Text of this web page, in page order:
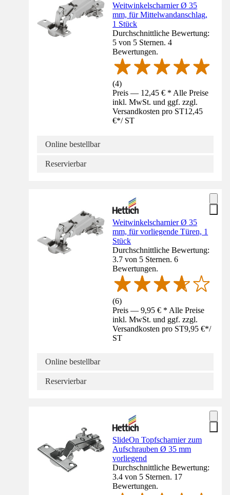
Weitwinkelscharnier Ø 35
mm, für Mittelwandanschlag,
1 Stück
Durchschnittliche Bewertung:
5 von 5 Sternen. 4
Bewertungen.
(4)
Preis — 12,45 € * Alle Preise
inkl. MwSt. und ggf. zzgl.
Versandkosten pro ST12,45
€*/ ST
Online bestellbar
Reservierbar
Weitwinkelscharnier Ø 35
mm, für vorliegende Türen, 1
Stück
Durchschnittliche Bewertung:
3.7 von 5 Sternen. 6
Bewertungen.
(6)
Preis — 9,95 € * Alle Preise
inkl. MwSt. und ggf. zzgl.
Versandkosten pro ST9,95 €*/
ST
Online bestellbar
Reservierbar
SlideOn Topfscharnier zum
Aufschrauben Ø 35 mm
vorliegend
Durchschnittliche Bewertung:
3.4 von 5 Sternen. 17
Bewertungen.